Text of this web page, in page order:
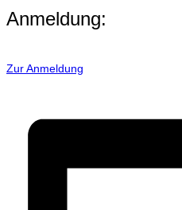
Anmeldung:
Zur Anmeldung